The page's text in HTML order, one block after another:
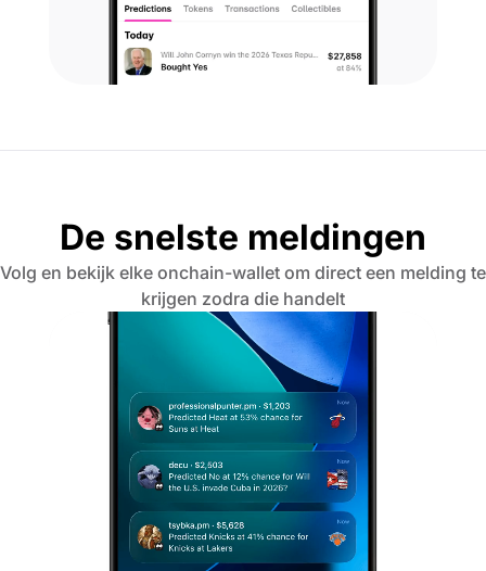
De snelste meldingen
Volg en bekijk elke onchain-wallet om direct een melding te
krijgen zodra die handelt